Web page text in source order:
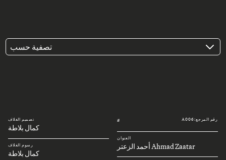
تصفية حسب
رقم المرجع: A006 #
العنوان
Ahmad Zaatar أحمد الزعتر
تصميم الغلاف
كمال بلاطة
رسوم الغلاف
كمال بلاطة